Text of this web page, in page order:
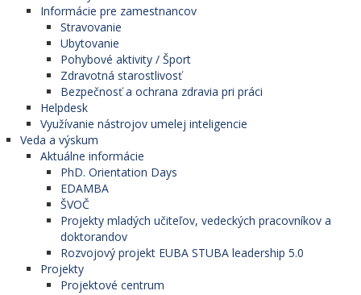
Informácie pre zamestnancov
Stravovanie
Ubytovanie
Pohybové aktivity / Šport
Zdravotná starostlivosť
Bezpečnosť a ochrana zdravia pri práci
Helpdesk
Využívanie nástrojov umelej inteligencie
Veda a výskum
Aktuálne informácie
PhD. Orientation Days
EDAMBA
ŠVOČ
Projekty mladých učiteľov, vedeckých pracovníkov a
doktorandov
Rozvojový projekt EUBA STUBA leadership 5.0
Projekty
Projektové centrum